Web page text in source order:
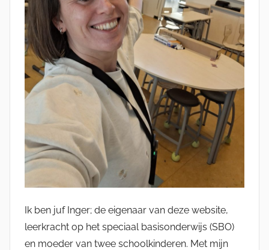
Ik ben juf Inger; de eigenaar van deze website,
leerkracht op het speciaal basisonderwijs (SBO)
en moeder van twee schoolkinderen. Met mijn